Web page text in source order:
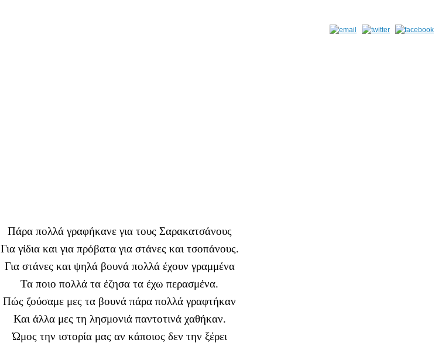
Πάρα πολλά γραφήκανε για τους Σαρακατσάνους
Για γίδια και για πρόβατα για στάνες και τσοπάνους.
Για στάνες και ψηλά βουνά πολλά έχουν γραμμένα
Τα ποιο πολλά τα έζησα τα έχω περασμένα.
Πώς ζούσαμε μες τα βουνά πάρα πολλά γραφτήκαν
Και άλλα μες τη λησμονιά παντοτινά χαθήκαν.
Ώμος την ιστορία μας αν κάποιος δεν την ξέρει